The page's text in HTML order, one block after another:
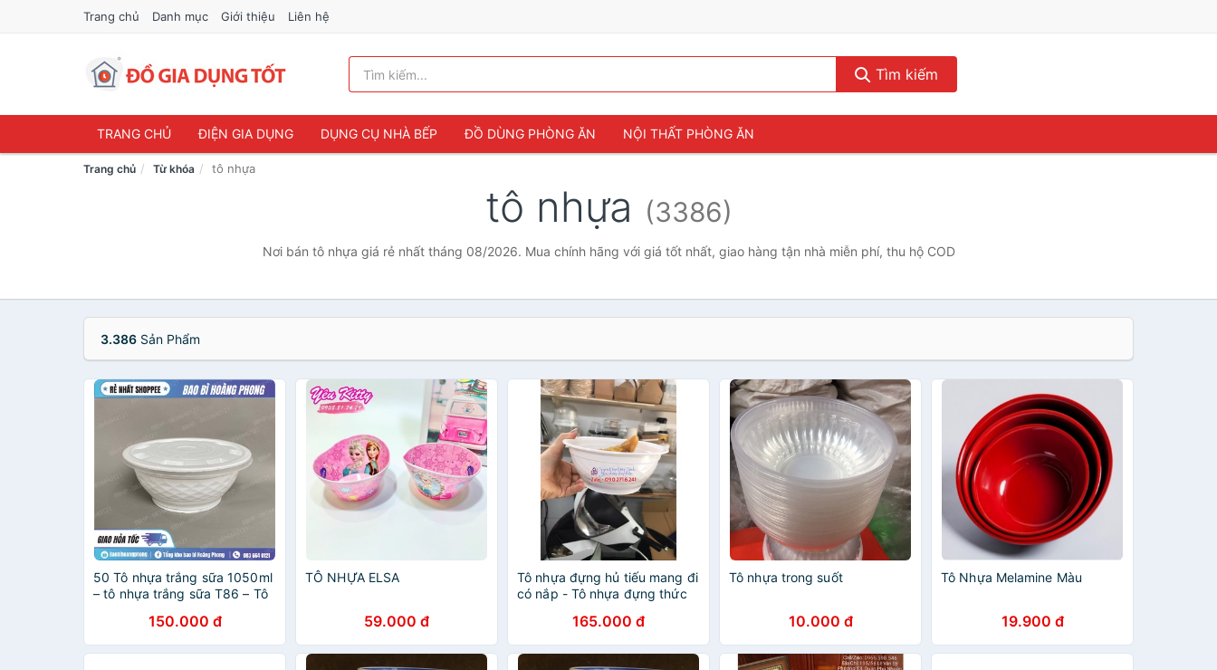
Trang chủ Danh mục Giới thiệu Liên hệ
Tìm kiếm
TRANG CHỦ ĐIỆN GIA DỤNG DỤNG CỤ NHÀ BẾP ĐỒ DÙNG PHÒNG ĂN NỘI THẤT PHÒNG ĂN
Trang chủ Từ khóa tô nhựa
tô nhựa (3386)
Nơi bán tô nhựa giá rẻ nhất tháng 08/2026. Mua chính hãng với giá tốt nhất, giao hàng tận nhà miễn phí, thu hộ COD
3.386 Sản Phẩm
50 Tô nhựa trắng sữa 1050ml
– tô nhựa trắng sữa T86 – Tô
150.000 đ
TÔ NHỰA ELSA
59.000 đ
Tô nhựa đựng hủ tiếu mang đi
có nắp - Tô nhựa đựng thức
cương 1050ml165.000 đ
Tô nhựa trong suốt
10.000 đ
Tô Nhựa Melamine Màu
19.900 đ